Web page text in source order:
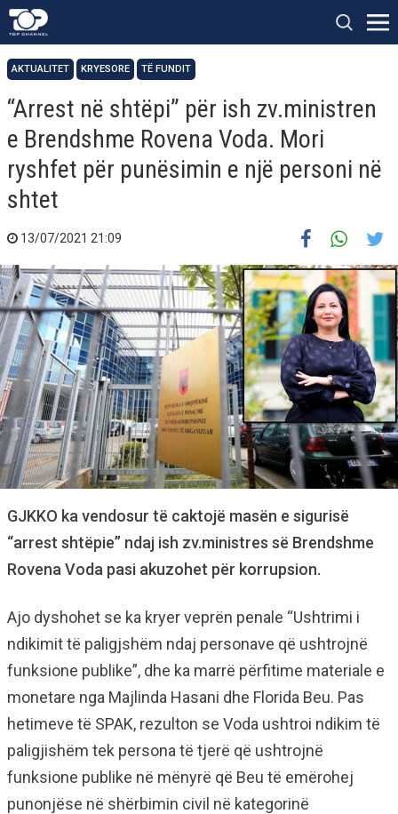
AKTUALITET KRYESORE TË FUNDIT
“Arrest në shtëpi” për ish zv.ministren
e Brendshme Rovena Voda. Mori
ryshfet për punësimin e një personi në
shtet
13/07/2021 21:09
GJKKO ka vendosur të caktojë masën e sigurisë
“arrest shtëpie” ndaj ish zv.ministres së Brendshme
Rovena Voda pasi akuzohet për korrupsion.
Ajo dyshohet se ka kryer veprën penale “Ushtrimi i
ndikimit të paligjshëm ndaj personave që ushtrojnë
funksione publike”, dhe ka marrë përfitime materiale e
monetare nga Majlinda Hasani dhe Florida Beu. Pas
hetimeve të SPAK, rezulton se Voda ushtroi ndikim të
paligjishëm tek persona të tjerë që ushtrojnë
funksione publike në mënyrë që Beu të emërohej
punonjëse në shërbimin civil në kategorinë